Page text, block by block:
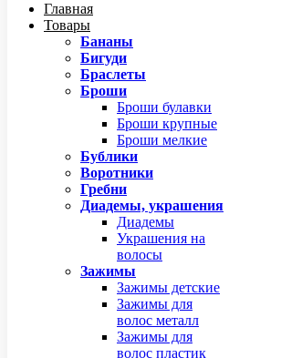
Главная
Товары
Бананы
Бигуди
Браслеты
Броши
Броши булавки
Броши крупные
Броши мелкие
Бублики
Воротники
Гребни
Диадемы, украшения
Диадемы
Украшения на
волосы
Зажимы
Зажимы детские
Зажимы для
волос металл
Зажимы для
волос пластик